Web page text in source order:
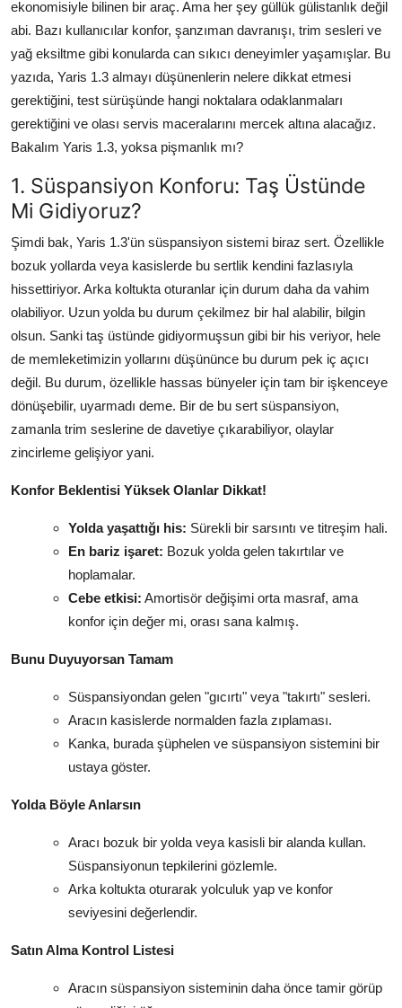
Klima & Konfor
Aydınlatma & Görüş
Şanzıman & Aktarma
Dizel Sistemler
ekonomisiyle bilinen bir araç. Ama her şey güllük gülistanlık değil
abi. Bazı kullanıcılar konfor, şanzıman davranışı, trim sesleri ve
yağ eksiltme gibi konularda can sıkıcı deneyimler yaşamışlar. Bu
yazıda, Yaris 1.3 almayı düşünenlerin nelere dikkat etmesi
gerektiğini, test sürüşünde hangi noktalara odaklanmaları
gerektiğini ve olası servis maceralarını mercek altına alacağız.
Bakalım Yaris 1.3, yoksa pişmanlık mı?
1. Süspansiyon Konforu: Taş Üstünde
Mi Gidiyoruz?
Şimdi bak, Yaris 1.3'ün süspansiyon sistemi biraz sert. Özellikle
bozuk yollarda veya kasislerde bu sertlik kendini fazlasıyla
hissettiriyor. Arka koltukta oturanlar için durum daha da vahim
olabiliyor. Uzun yolda bu durum çekilmez bir hal alabilir, bilgin
olsun. Sanki taş üstünde gidiyormuşsun gibi bir his veriyor, hele
de memleketimizin yollarını düşününce bu durum pek iç açıcı
değil. Bu durum, özellikle hassas bünyeler için tam bir işkenceye
dönüşebilir, uyarmadı deme. Bir de bu sert süspansiyon,
zamanla trim seslerine de davetiye çıkarabiliyor, olaylar
zincirleme gelişiyor yani.
Konfor Beklentisi Yüksek Olanlar Dikkat!
Yolda yaşattığı his: Sürekli bir sarsıntı ve titreşim hali.
En bariz işaret: Bozuk yolda gelen takırtılar ve
hoplamalar.
Cebe etkisi: Amortisör değişimi orta masraf, ama
konfor için değer mi, orası sana kalmış.
Bunu Duyuyorsan Tamam
Süspansiyondan gelen "gıcırtı" veya "takırtı" sesleri.
Aracın kasislerde normalden fazla zıplaması.
Kanka, burada şüphelen ve süspansiyon sistemini bir
ustaya göster.
Yolda Böyle Anlarsın
Aracı bozuk bir yolda veya kasisli bir alanda kullan.
Süspansiyonun tepkilerini gözlemle.
Arka koltukta oturarak yolculuk yap ve konfor
seviyesini değerlendir.
Satın Alma Kontrol Listesi
Aracın süspansiyon sisteminin daha önce tamir görüp